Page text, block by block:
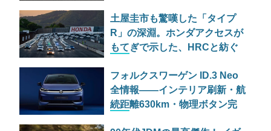
土屋圭市も驚嘆した「タイプ
R」の深淵。ホンダアクセスが
もてぎで示した、HRCと紡ぐ
フォルクスワーゲン ID.3 Neo
全情報——インテリア刷新・航
続距離630km・物理ボタン完